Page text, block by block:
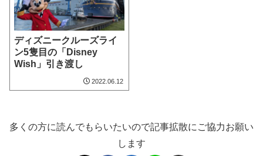
ディズニークルーズライ
ン5隻目の「Disney
Wish」引き渡し
2022.06.12
多くの方に読んでもらいたいので記事拡散にご協力お願い
します